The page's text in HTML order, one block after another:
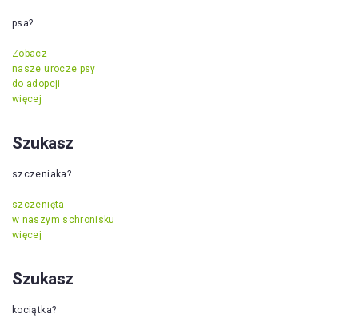
psa?
Zobacz
nasze urocze psy
do adopcji
więcej
Szukasz
szczeniaka?
szczenięta
w naszym schronisku
więcej
Szukasz
kociątka?